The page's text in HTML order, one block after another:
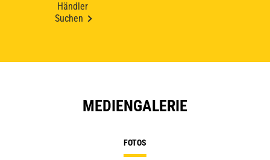
Händler
Suchen
MEDIENGALERIE
FOTOS